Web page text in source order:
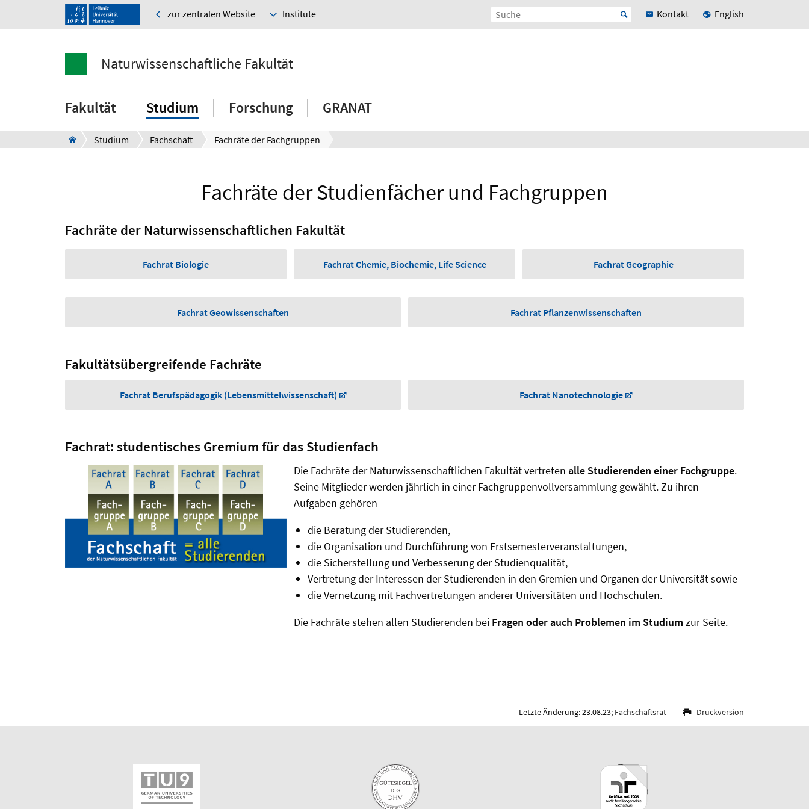
zur zentralen Website Institute Kontakt English
Naturwissenschaftliche Fakultät
Fakultät Studium Forschung GRANAT
Studium Fachschaft Fachräte der Fachgruppen
Fachräte der Studienfächer und Fachgruppen
Fachräte der Naturwissenschaftlichen Fakultät
Fachrat Biologie Fachrat Chemie, Biochemie, Life Science Fachrat Geographie
Fachrat Geowissenschaften Fachrat Pflanzenwissenschaften
Fakultätsübergreifende Fachräte
Fachrat Berufspädagogik (Lebensmittelwissenschaft) Fachrat Nanotechnologie
Fachrat: studentisches Gremium für das Studienfach
Die Fachräte der Naturwissenschaftlichen Fakultät vertreten alle Studierenden einer Fachgruppe.
Seine Mitglieder werden jährlich in einer Fachgruppenvollversammlung gewählt. Zu ihren
Aufgaben gehören
die Beratung der Studierenden,
die Organisation und Durchführung von Erstsemesterveranstaltungen,
die Sicherstellung und Verbesserung der Studienqualität,
Vertretung der Interessen der Studierenden in den Gremien und Organen der Universität sowie
die Vernetzung mit Fachvertretungen anderer Universitäten und Hochschulen.
Die Fachräte stehen allen Studierenden bei Fragen oder auch Problemen im Studium zur Seite.
Letzte Änderung: 23.08.23; Fachschaftsrat Druckversion